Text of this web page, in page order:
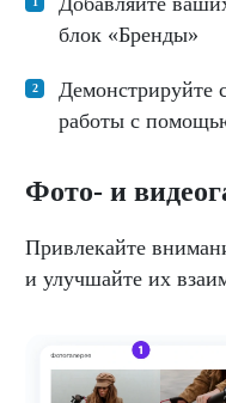
блок «Бренды»
Демонстрируйте
работы с
Фото- и
Привлекайте
и улучшайте их